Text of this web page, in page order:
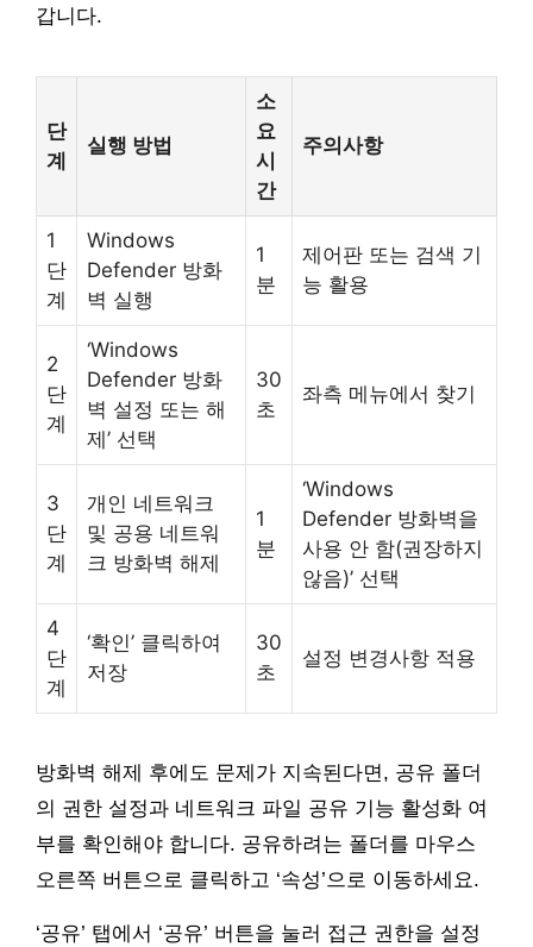
갑니다.
단
계
실행 방법
소
요
시
간
주의사항
1
단
계
Windows
Defender 방화
벽 실행
1
분
제어판 또는 검색 기
능 활용
2
단
계
‘Windows
Defender 방화
벽 설정 또는 해
제’ 선택
30
초
좌측 메뉴에서 찾기
3
단
계
개인 네트워크
및 공용 네트워
크 방화벽 해제
1
분
‘Windows
Defender 방화벽을
사용 안 함(권장하지
않음)’ 선택
4
단
계
‘확인’ 클릭하여
저장
30
초
설정 변경사항 적용
방화벽 해제 후에도 문제가 지속된다면, 공유 폴더
의 권한 설정과 네트워크 파일 공유 기능 활성화 여
부를 확인해야 합니다. 공유하려는 폴더를 마우스
오른쪽 버튼으로 클릭하고 ‘속성’으로 이동하세요.
‘공유’ 탭에서 ‘공유’ 버튼을 눌러 접근 권한을 설정